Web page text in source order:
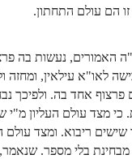
הם עולם התחתון.
האמורים, נעשות בה
לאו"א עילאין, ומחזה
אחד בה. ולפיכך
כי מצד עולם העליון מ"י
ריבוא. ומצד
מבחינת בלי מספר.